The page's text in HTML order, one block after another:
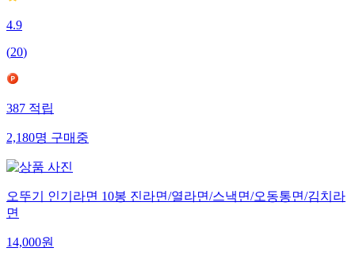
4.9
(20)
387적립
2,180명구매중
오뚜기 인기라면 10봉 진라면/열라면/스낵면/오동통면/김치라
면
14,000원